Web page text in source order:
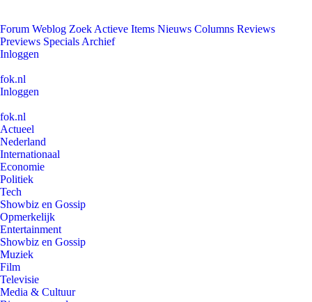
Forum Weblog Zoek Actieve Items Nieuws Columns Reviews
Previews Specials Archief
Inloggen
fok.nl
Inloggen
fok.nl
Actueel
Nederland
Internationaal
Economie
Politiek
Tech
Showbiz en Gossip
Opmerkelijk
Entertainment
Showbiz en Gossip
Muziek
Film
Televisie
Media & Cultuur